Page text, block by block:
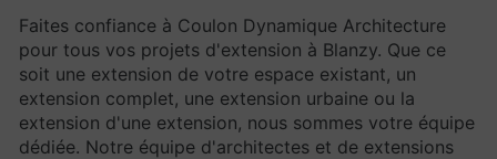
Faites confiance à Coulon Dynamique Architecture
pour tous vos projets d'extension à Blanzy. Que ce
soit une extension de votre espace existant, un
extension complet, une extension urbaine ou la
extension d'une extension, nous sommes votre équipe
dédiée. Notre équipe d'architectes et de extensions